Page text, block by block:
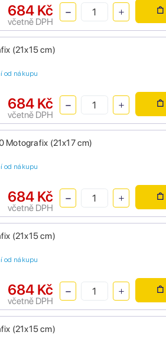
684 Kč
včetně DPH
(21x15 cm)
od nákupu
684 Kč
včetně DPH
Motografix (21x17 cm)
od nákupu
684 Kč
včetně DPH
(21x15 cm)
od nákupu
684 Kč
včetně DPH
(21x15 cm)